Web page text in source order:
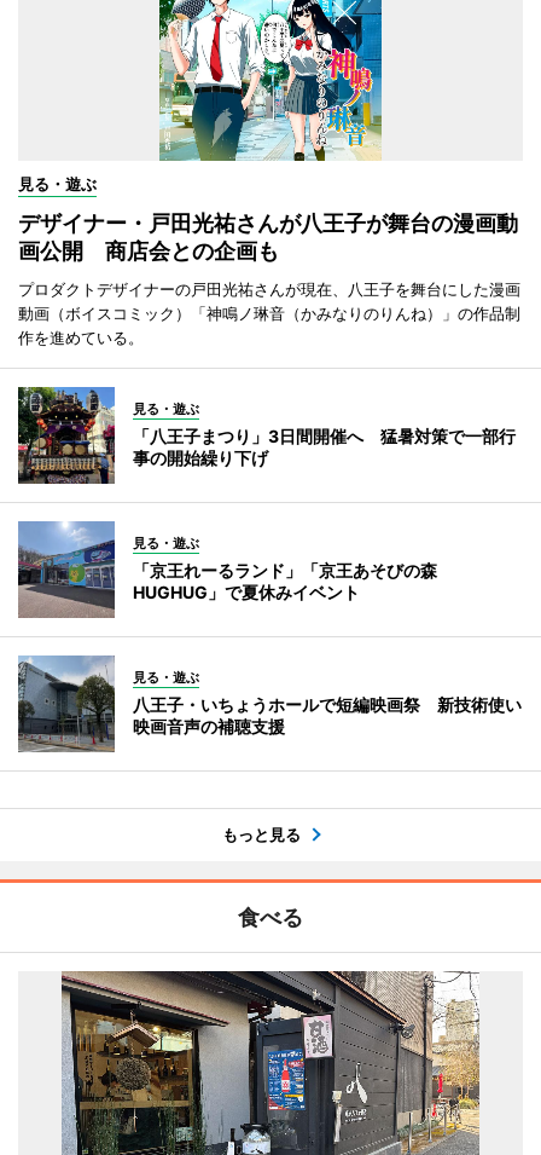
見る・遊ぶ
デザイナー・戸田光祐さんが八王子が舞台の漫画動
画公開 商店会との企画も
プロダクトデザイナーの戸田光祐さんが現在、八王子を舞台にした漫画
動画（ボイスコミック）「神鳴ノ琳音（かみなりのりんね）」の作品制
作を進めている。
見る・遊ぶ
「八王子まつり」3日間開催へ 猛暑対策で一部行
事の開始繰り下げ
見る・遊ぶ
「京王れーるランド」「京王あそびの森
HUGHUG」で夏休みイベント
見る・遊ぶ
八王子・いちょうホールで短編映画祭 新技術使い
映画音声の補聴支援
もっと見る
食べる